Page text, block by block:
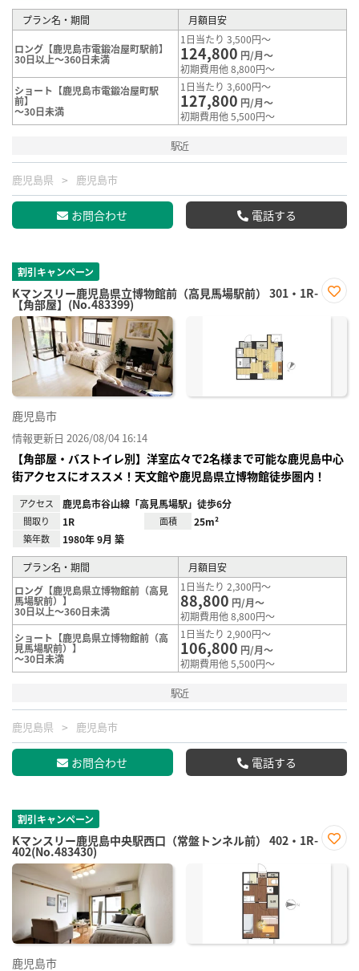
プラン名・期間 月額目安
ロング【鹿児島市電鍛冶屋町駅前】
30日以上～360日未満
1日当たり 3,500円～
124,800 円/月～
初期費用他 8,800円～
ショート【鹿児島市電鍛冶屋町駅
前】
～30日未満
1日当たり 3,600円～
127,800 円/月～
初期費用他 5,500円～
駅近
鹿児島県 鹿児島市
お問合わせ 電話する
割引キャンペーン
Kマンスリー鹿児島県立博物館前（高見馬場駅前） 301・1R-
【角部屋】(No.483399)
に入
鹿児島市
情報更新日 2026/08/04 16:14
【角部屋・バストイレ別】洋室広々で2名様まで可能な鹿児島中心
街アクセスにオススメ！天文館や鹿児島県立博物館徒歩圏内！
アクセス 鹿児島市谷山線「高見馬場駅」徒歩6分
間取り 1R 面積 25m²
築年数 1980年 9月 築
プラン名・期間
月額目安
ロング【鹿児島県立博物館前（高見
馬場駅前）】
30日以上～360日未満
1日当たり 2,300円～
88,800 円/月～
初期費用他 8,800円～
ショート【鹿児島県立博物館前（高
見馬場駅前）】
～30日未満
1日当たり 2,900円～
106,800 円/月～
初期費用他 5,500円～
駅近
鹿児島県 鹿児島市
お問合わせ 電話する
割引キャンペーン
Kマンスリー鹿児島中央駅西口（常盤トンネル前） 402・1R-
402(No.483430)
に入
鹿児島市